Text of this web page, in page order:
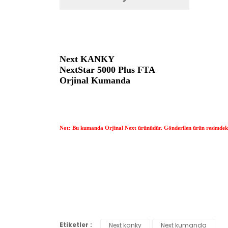
Next KANKY
NextStar 5000 Plus FTA
Orjinal Kumanda
Not: Bu kumanda Orjinal Next ürünüdür. Gönderilen ürün
başka bir müşteri tarafından satın alınamayacak
Ürünü Faturası ile birlikte, Anlaşmalı ARAS Kargo
Etiketler : Next kanky Next kumanda